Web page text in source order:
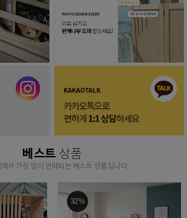
베스트 상품
서 가장 많이 판매되는 베스트 상품입니다.
32%